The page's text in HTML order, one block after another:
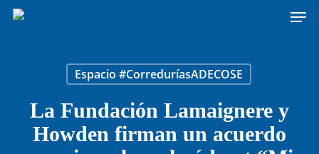
Skip
Espacio #CorreduríasADECOSE
La Fundación Lamaignere y
Howden firman un acuerdo